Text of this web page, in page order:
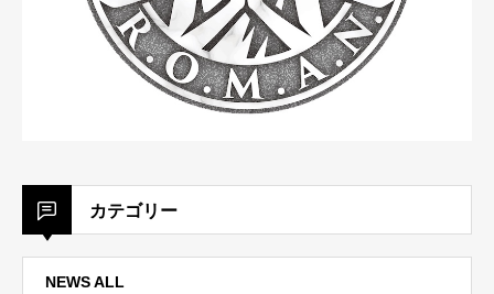
カテゴリー
NEWS ALL